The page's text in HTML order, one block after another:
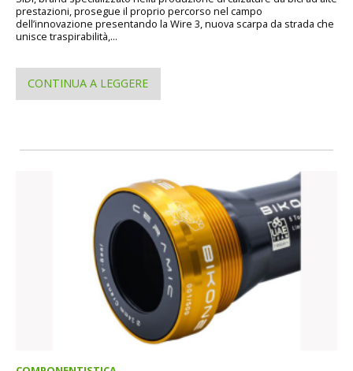
prestazioni, prosegue il proprio percorso nel campo
dell’innovazione presentando la Wire 3, nuova scarpa da strada che
unisce traspirabilità,...
CONTINUA A LEGGERE